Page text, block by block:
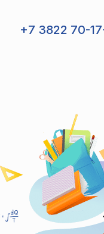
+7 3822 70-